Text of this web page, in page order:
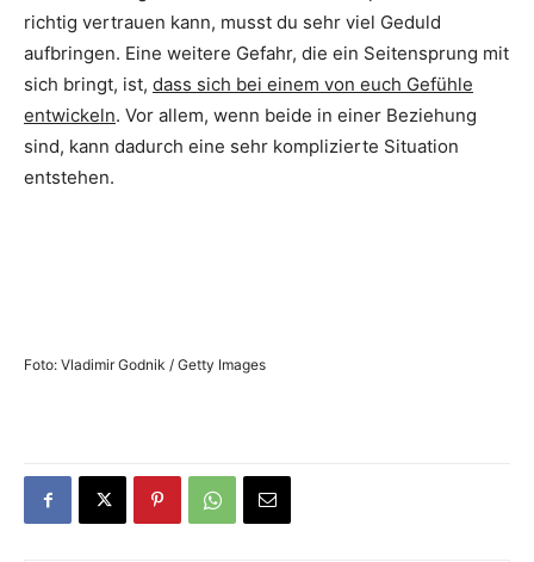
richtig vertrauen kann, musst du sehr viel Geduld
aufbringen. Eine weitere Gefahr, die ein Seitensprung mit
sich bringt, ist, dass sich bei einem von euch Gefühle
entwickeln. Vor allem, wenn beide in einer Beziehung
sind, kann dadurch eine sehr komplizierte Situation
entstehen.
Foto: Vladimir Godnik / Getty Images